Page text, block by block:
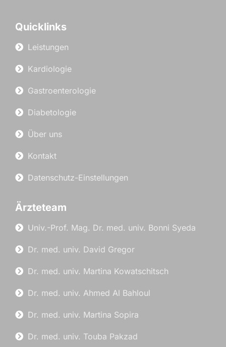
Quicklinks
Leistungen
Kardiologie
Gastroenterologie
Diabetologie
Über uns
Kontakt
Datenschutz-Einstellungen
Ärzteteam
Univ.-Prof. Mag. Dr. med. univ. Bonni Syeda
Dr. med. univ. David Gregor
Dr. med. univ. Martina Kowatschitsch
Dr. med. univ. Ahmed Al Bahloul
Dr. med. univ. Martina Sopira
Dr. med. univ. Touba Pakzad